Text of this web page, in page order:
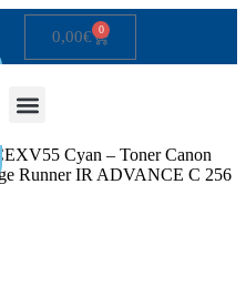
0,00€ 0
Cyan – Toner Canon
Runner IR ADVANCE C 256